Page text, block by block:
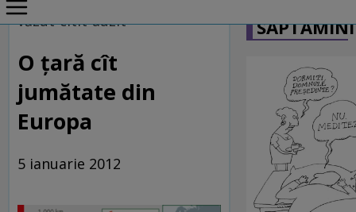
Dileme on-line
văzut-citit-auzit
O ţară cît
jumătate din
Europa
5 ianuarie 2012